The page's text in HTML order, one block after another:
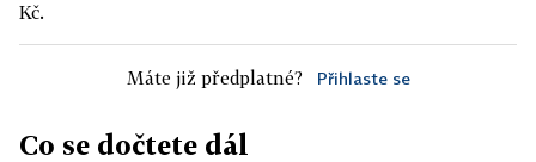
Kč.
Máte již předplatné? Přihlaste se
Co se dočtete dál